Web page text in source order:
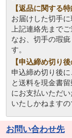
【返品に関する特
お届けした切手
上記連絡先まで
なお、切手の瑕
す。
【申込締め切り
申込締め切り後
と送料を現金書
にお支払いただ
いたしかねますの
お問い合わせ先